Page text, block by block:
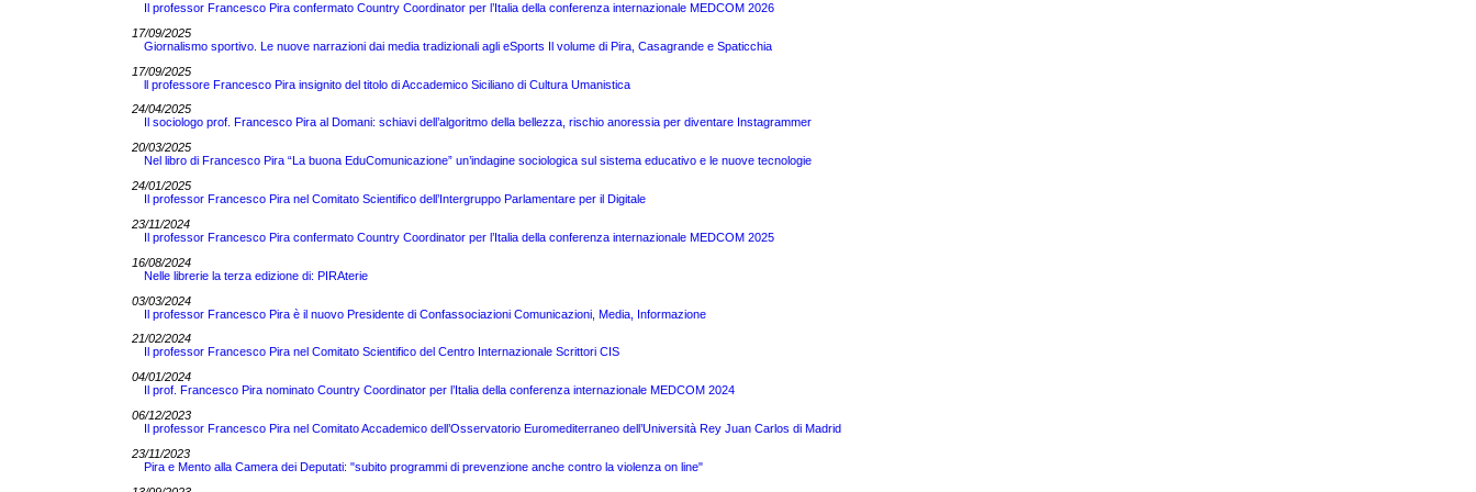
Il professor Francesco Pira confermato Country Coordinator per l’Italia della conferenza internazionale MEDCOM 2026
17/09/2025
Giornalismo sportivo. Le nuove narrazioni dai media tradizionali agli eSports Il volume di Pira, Casagrande e Spaticchia
17/09/2025
ll professore Francesco Pira insignito del titolo di Accademico Siciliano di Cultura Umanistica
24/04/2025
Il sociologo prof. Francesco Pira al Domani: schiavi dell’algoritmo della bellezza, rischio anoressia per diventare Instagrammer
20/03/2025
Nel libro di Francesco Pira “La buona EduComunicazione” un’indagine sociologica sul sistema educativo e le nuove tecnologie
24/01/2025
Il professor Francesco Pira nel Comitato Scientifico dell’Intergruppo Parlamentare per il Digitale
23/11/2024
Il professor Francesco Pira confermato Country Coordinator per l’Italia della conferenza internazionale MEDCOM 2025
16/08/2024
Nelle librerie la terza edizione di: PIRAterie
03/03/2024
Il professor Francesco Pira è il nuovo Presidente di Confassociazioni Comunicazioni, Media, Informazione
21/02/2024
Il professor Francesco Pira nel Comitato Scientifico del Centro Internazionale Scrittori CIS
04/01/2024
Il prof. Francesco Pira nominato Country Coordinator per l’Italia della conferenza internazionale MEDCOM 2024
06/12/2023
Il professor Francesco Pira nel Comitato Accademico dell’Osservatorio Euromediterraneo dell’Università Rey Juan Carlos di Madrid
23/11/2023
Pira e Mento alla Camera dei Deputati: "subito programmi di prevenzione anche contro la violenza on line"